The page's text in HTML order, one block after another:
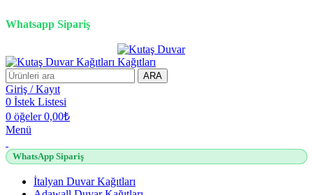
Whatsapp Sipariş
ARA
Giriş / Kayıt
0 İstek Listesi
0 öğeler 0,00₺
Menü
WhatsApp Sipariş
İtalyan Duvar Kağıtları